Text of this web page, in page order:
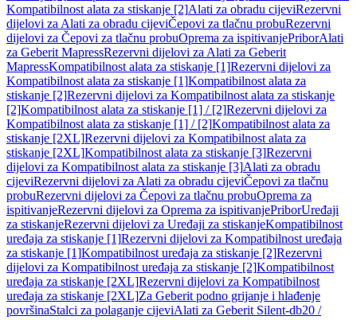
Kompatibilnost alata za stiskanje [2]Alati za obradu cijeviRezervni
dijelovi za Alati za obradu cijeviČepovi za tlačnu probuRezervni
dijelovi za Čepovi za tlačnu probuOprema za ispitivanjePriborAlati
za Geberit MapressRezervni dijelovi za Alati za Geberit
MapressKompatibilnost alata za stiskanje [1]Rezervni dijelovi za
Kompatibilnost alata za stiskanje [1]Kompatibilnost alata za
stiskanje [2]Rezervni dijelovi za Kompatibilnost alata za stiskanje
[2]Kompatibilnost alata za stiskanje [1] / [2]Rezervni dijelovi za
Kompatibilnost alata za stiskanje [1] / [2]Kompatibilnost alata za
stiskanje [2XL]Rezervni dijelovi za Kompatibilnost alata za
stiskanje [2XL]Kompatibilnost alata za stiskanje [3]Rezervni
dijelovi za Kompatibilnost alata za stiskanje [3]Alati za obradu
cijeviRezervni dijelovi za Alati za obradu cijeviČepovi za tlačnu
probuRezervni dijelovi za Čepovi za tlačnu probuOprema za
ispitivanjeRezervni dijelovi za Oprema za ispitivanjePriborUređaji
za stiskanjeRezervni dijelovi za Uređaji za stiskanjeKompatibilnost
uređaja za stiskanje [1]Rezervni dijelovi za Kompatibilnost uređaja
za stiskanje [1]Kompatibilnost uređaja za stiskanje [2]Rezervni
dijelovi za Kompatibilnost uređaja za stiskanje [2]Kompatibilnost
uređaja za stiskanje [2XL]Rezervni dijelovi za Kompatibilnost
uređaja za stiskanje [2XL]Za Geberit podno grijanje i hlađenje
površinaStalci za polaganje cijeviAlati za Geberit Silent-db20 /